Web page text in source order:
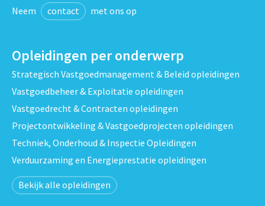
Neem contact met ons op
Opleidingen per onderwerp
Strategisch Vastgoedmanagement & Beleid opleidingen
Vastgoedbeheer & Exploitatie opleidingen
Vastgoedrecht & Contracten opleidingen
Projectontwikkeling & Vastgoedprojecten opleidingen
Techniek, Onderhoud & Inspectie Opleidingen
Verduurzaming en Energieprestatie opleidingen
Bekijk alle opleidingen